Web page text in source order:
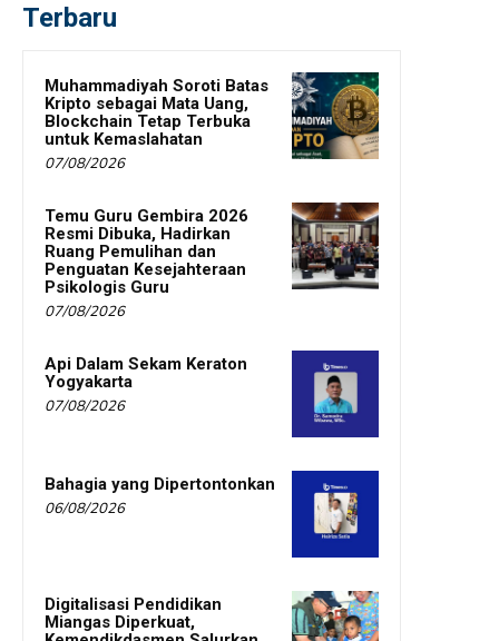
Terbaru
Muhammadiyah Soroti Batas
Kripto sebagai Mata Uang,
Blockchain Tetap Terbuka
untuk Kemaslahatan
07/08/2026
Temu Guru Gembira 2026
Resmi Dibuka, Hadirkan
Ruang Pemulihan dan
Penguatan Kesejahteraan
Psikologis Guru
07/08/2026
Api Dalam Sekam Keraton
Yogyakarta
07/08/2026
Bahagia yang Dipertontonkan
06/08/2026
Digitalisasi Pendidikan
Miangas Diperkuat,